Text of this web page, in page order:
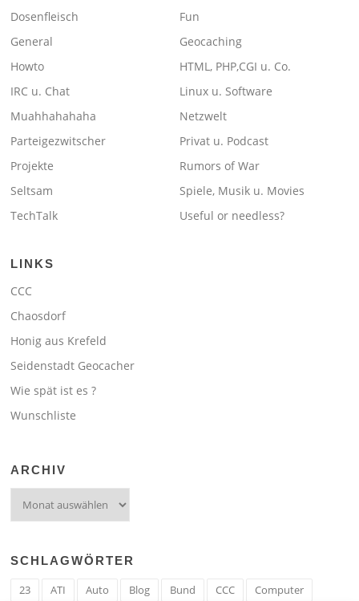
Dosenfleisch
Fun
General
Geocaching
Howto
HTML, PHP,CGI u. Co.
IRC u. Chat
Linux u. Software
Muahhahahaha
Netzwelt
Parteigezwitscher
Privat u. Podcast
Projekte
Rumors of War
Seltsam
Spiele, Musik u. Movies
TechTalk
Useful or needless?
LINKS
CCC
Chaosdorf
Honig aus Krefeld
Seidenstadt Geocacher
Wie spät ist es ?
Wunschliste
ARCHIV
SCHLAGWÖRTER
23 ATI Auto Blog Bund CCC Computer